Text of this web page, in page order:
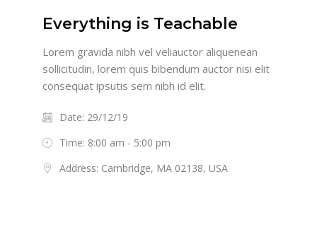
Everything is Teachable
Lorem gravida nibh vel veliauctor aliquenean
sollicitudin, lorem quis bibendum auctor nisi elit
consequat ipsutis sem nibh id elit.
Date: 29/12/19
Time: 8:00 am - 5:00 pm
Address: Cambridge, MA 02138, USA